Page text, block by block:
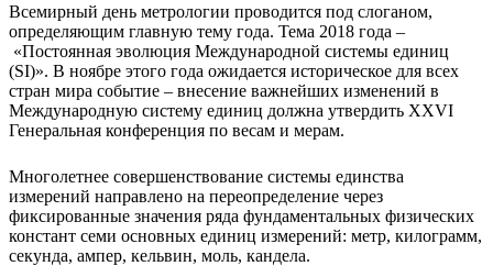
Всемирный день метрологии проводится под слоганом,
определяющим главную тему года. Тема 2018 года –
«Постоянная эволюция Международной системы единиц
(SI)». В ноябре этого года ожидается историческое для всех
стран мира событие – внесение важнейших изменений в
Международную систему единиц должна утвердить XXVI
Генеральная конференция по весам и мерам.
Многолетнее совершенствование системы единства
измерений направлено на переопределение через
фиксированные значения ряда фундаментальных физических
констант семи основных единиц измерений: метр, килограмм,
секунда, ампер, кельвин, моль, кандела.